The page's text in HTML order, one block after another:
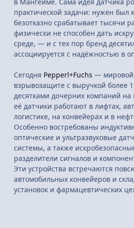
практической задачи: нужен был
безотказно срабатывает тысячи
физически не способен дать
среде, — и с тех пор бренд
ассоциируется с надёжностью в
Сегодня Pepperl+Fuchs — мировой
взрывозащите с выручкой более
десятками дочерних компаний на
её датчики работают в лифтах,
логистике, на конвейерах и в
Особенно востребованы
оптические и ультразвуковые
системы, а также
разделители сигналов и
Эти устройства встречаются
автомобильных конвейеров и
установок и фармацевтических